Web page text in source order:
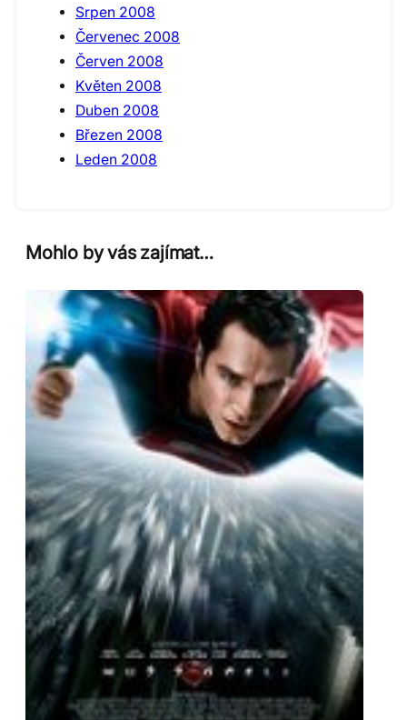
Srpen 2008
Červenec 2008
Červen 2008
Květen 2008
Duben 2008
Březen 2008
Leden 2008
Mohlo by vás zajímat…